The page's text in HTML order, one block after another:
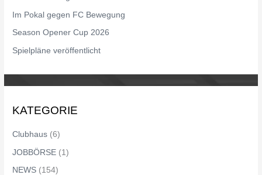
h
:
Im Pokal gegen FC Bewegung
Season Opener Cup 2026
Spielpläne veröffentlicht
KATEGORIE
Clubhaus (6)
JOBBÖRSE (1)
NEWS (154)